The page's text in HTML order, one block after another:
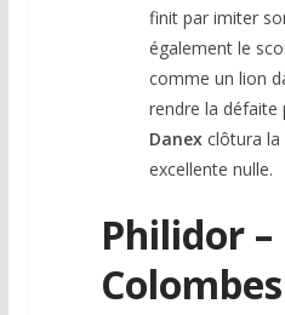
finit par imiter
également le
comme un lion
rendre la défaite
Danexclôtura la
excellente nulle.
Philidor –